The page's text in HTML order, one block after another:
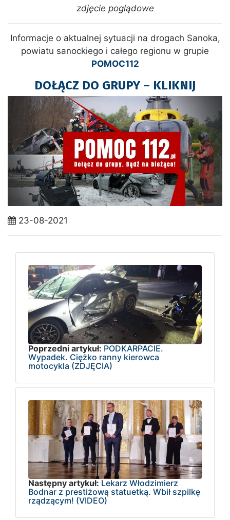
zdjęcie poglądowe
Informacje o aktualnej sytuacji na drogach Sanoka,
powiatu sanockiego i całego regionu w grupie
POMOC112
DOŁĄCZ DO GRUPY – KLIKNIJ
23-08-2021
Poprzedni artykuł: PODKARPACIE.
Wypadek. Ciężko ranny kierowca
motocykla (ZDJĘCIA)
Następny artykuł: Lekarz Włodzimierz
Bodnar z prestiżową statuetką. Wbił szpilkę
rządzącym! (VIDEO)